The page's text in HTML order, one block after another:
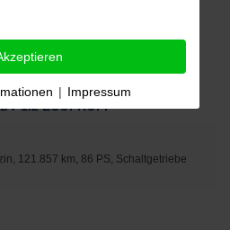
1.2 ECOPROFI
121.857 km, 86 PS, Schaltgetriebe
| Impressum